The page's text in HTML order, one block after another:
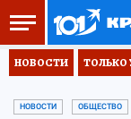
НОВОСТИ ТОЛЬКО
НОВОСТИ ОБЩЕСТВО